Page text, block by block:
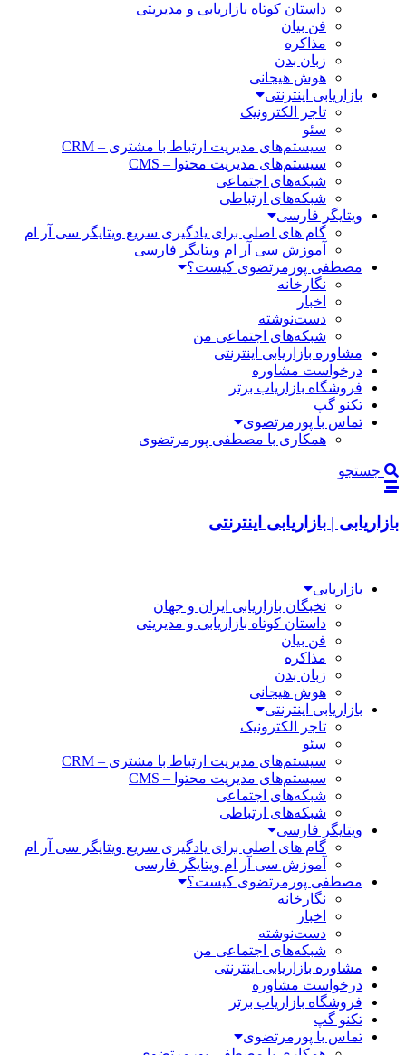
داستان کوتاه بازاریابی و مدیریتی
فن بیان
مذاکره
زبان بدن
هوش هیجانی
بازاریابی اینترنتی
تاجر الکترونیک
سئو
سیستم‌های مدیریت ارتباط با مشتری – CRM
سیستم‌های مدیریت محتوا – CMS
شبکه‌های اجتماعی
شبکه‌های ارتباطی
ویتایگر فارسی
گام های اصلی برای یادگیری سریع ویتایگر سی آر ام
آموزش سی آر ام ویتایگر فارسی
مصطفی پورمرتضوی کیست؟
نگارخانه
اخبار
دست‌نوشته
شبکه‌های اجتماعی من
مشاوره بازاریابی اینترنتی
درخواست مشاوره
فروشگاه بازاریاب برتر
تکنو گپ
تماس با پورمرتضوی
همکاری با مصطفی پورمرتضوی
جستجو
بازاریابی | بازاریابی اینترنتی
بازاریابی
نخبگان بازاریابی ایران و جهان
داستان کوتاه بازاریابی و مدیریتی
فن بیان
مذاکره
زبان بدن
هوش هیجانی
بازاریابی اینترنتی
تاجر الکترونیک
سئو
سیستم‌های مدیریت ارتباط با مشتری – CRM
سیستم‌های مدیریت محتوا – CMS
شبکه‌های اجتماعی
شبکه‌های ارتباطی
ویتایگر فارسی
گام های اصلی برای یادگیری سریع ویتایگر سی آر ام
آموزش سی آر ام ویتایگر فارسی
مصطفی پورمرتضوی کیست؟
نگارخانه
اخبار
دست‌نوشته
شبکه‌های اجتماعی من
مشاوره بازاریابی اینترنتی
درخواست مشاوره
فروشگاه بازاریاب برتر
تکنو گپ
تماس با پورمرتضوی